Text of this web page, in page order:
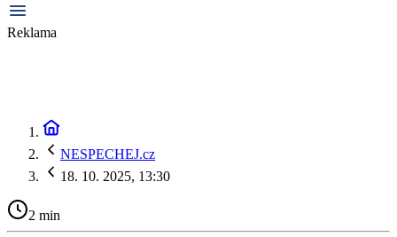
Reklama
NESPECHEJ.cz
18. 10. 2025, 13:30
2 min